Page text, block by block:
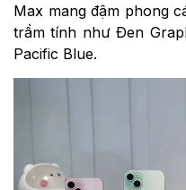
Max mang đậm phong
trầm tính như Đen
Pacific Blue.